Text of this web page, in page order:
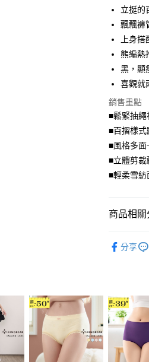
街口支付
悠遊付
Google
全盈+PAY
相關說明
【大哥付
1.本服務
2.付款方
流程，驗
完成交易。
3.實際核
【繳款方
2.透過簡
用戶於交
款買賣價
2.基於同
資料（包
用，由本
3.完整用
AFTEE先
相關說明
AFTEE先
便利好安
付」結帳
絡購買商
先享後付
※ 交易是
是否繳費
付客戶支援
ATM付款
7-11取貨
每筆
付款後7-
每筆
立挺的
飄飄褲
上身
熊編熱
黑，顯
喜觀就
銷售重點
■鬆緊抽繩
■百摺樣式
■風格多面
■立體剪裁
■輕柔雪紡
商品相關
分享